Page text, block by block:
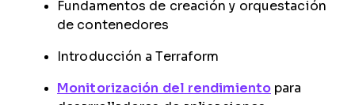
Fundamentos de creación y orquestación
de contenedores
Introducción a Terraform
Monitorización del rendimiento para